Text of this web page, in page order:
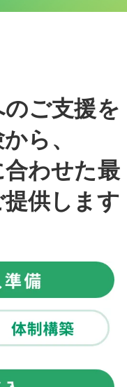
ご支援を
ら、
わせた最
供します